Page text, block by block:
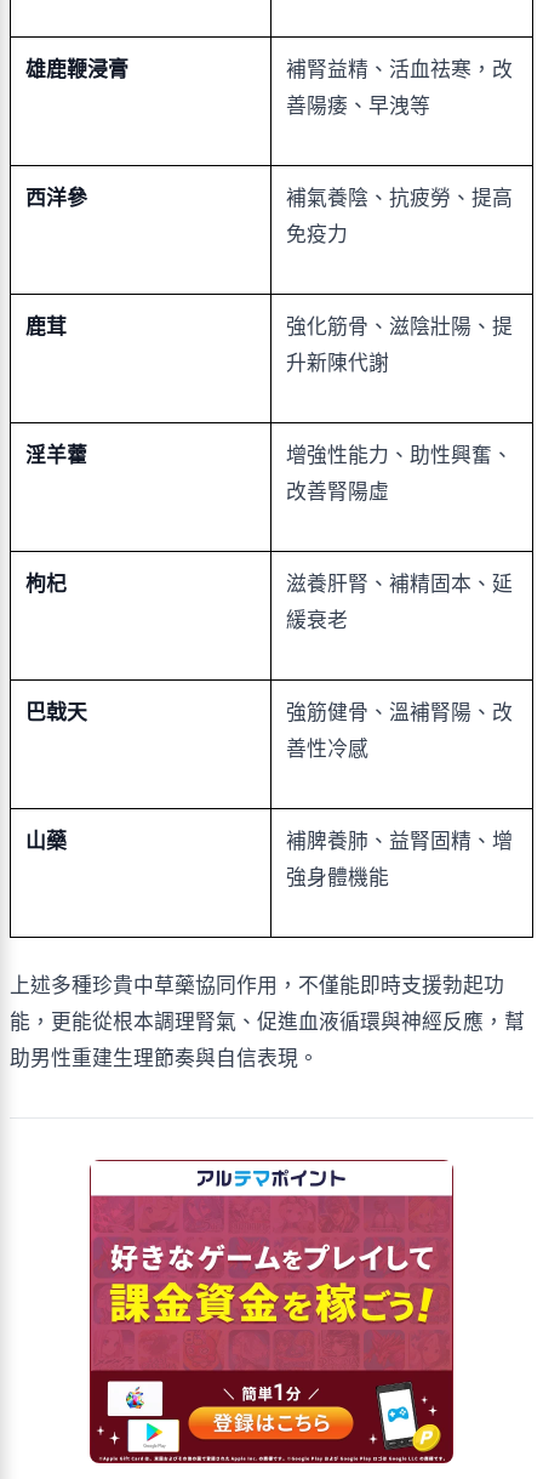
雄鹿鞭浸膏
補腎益精、活血祛寒，改
善陽痿、早洩等
西洋參
補氣養陰、抗疲勞、提高
免疫力
鹿茸
強化筋骨、滋陰壯陽、提
升新陳代謝
淫羊藿
增強性能力、助性興奮、
改善腎陽虛
枸杞
滋養肝腎、補精固本、延
緩衰老
巴戟天
強筋健骨、溫補腎陽、改
善性冷感
山藥
補脾養肺、益腎固精、增
強身體機能
上述多種珍貴中草藥協同作用，不僅能即時支援勃起功
能，更能從根本調理腎氣、促進血液循環與神經反應，幫
助男性重建生理節奏與自信表現。